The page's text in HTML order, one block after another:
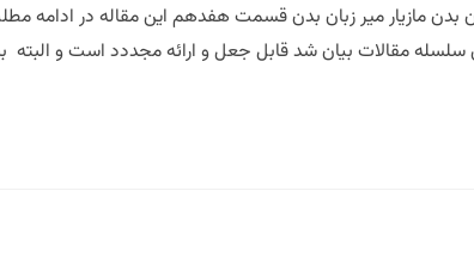
مازیار میر زبان بدن قسمت هفدهم این مقاله در
مقالات بیان شد قابل جعل و ارائه مجددد است و